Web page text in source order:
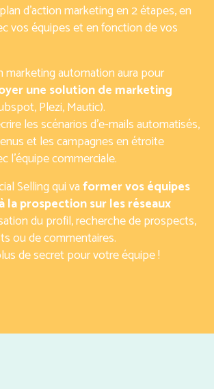
d’action marketing en 2 étapes, en
vos équipes et en fonction de vos
marketing automationaura pour
une solution de marketing
Plezi, Mautic).
les scénarios d’e-mails automatisés,
et les campagnes en étroite
l’équipe commerciale.
Sellingqui vaformer vos équipes
la prospection sur les réseaux
du profil, recherche de prospects,
ou de commentaires.
de secret pour votre équipe !